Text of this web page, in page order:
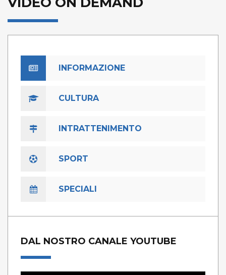
INFORMAZIONE
CULTURA
INTRATTENIMENTO
SPORT
SPECIALI
DAL NOSTRO CANALE YOUTUBE